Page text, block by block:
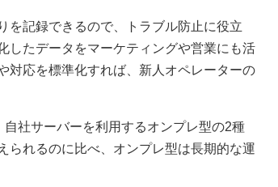
を記録できるので、トラブル防止に役立
したデータをマーケティングや営業にも活
対応を標準化すれば、新人オペレーターの
社サーバーを利用するオンプレ型の2種
られるのに比べ、オンプレ型は長期的な運